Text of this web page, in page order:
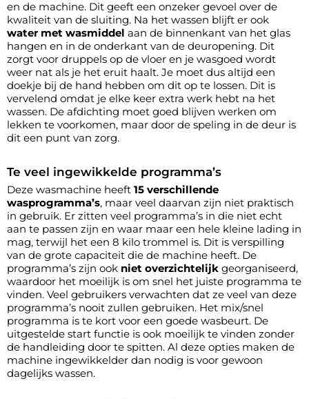
en de machine. Dit geeft een onzeker gevoel over de
kwaliteit van de sluiting. Na het wassen blijft er ook
water met wasmiddel aan de binnenkant van het glas
hangen en in de onderkant van de deuropening. Dit
zorgt voor druppels op de vloer en je wasgoed wordt
weer nat als je het eruit haalt. Je moet dus altijd een
doekje bij de hand hebben om dit op te lossen. Dit is
vervelend omdat je elke keer extra werk hebt na het
wassen. De afdichting moet goed blijven werken om
lekken te voorkomen, maar door de speling in de deur is
dit een punt van zorg.
Te veel ingewikkelde programma’s
Deze wasmachine heeft 15 verschillende
wasprogramma’s, maar veel daarvan zijn niet praktisch
in gebruik. Er zitten veel programma’s in die niet echt
aan te passen zijn en waar maar een hele kleine lading in
mag, terwijl het een 8 kilo trommel is. Dit is verspilling
van de grote capaciteit die de machine heeft. De
programma’s zijn ook niet overzichtelijk georganiseerd,
waardoor het moeilijk is om snel het juiste programma te
vinden. Veel gebruikers verwachten dat ze veel van deze
programma’s nooit zullen gebruiken. Het mix/snel
programma is te kort voor een goede wasbeurt. De
uitgestelde start functie is ook moeilijk te vinden zonder
de handleiding door te spitten. Al deze opties maken de
machine ingewikkelder dan nodig is voor gewoon
dagelijks wassen.